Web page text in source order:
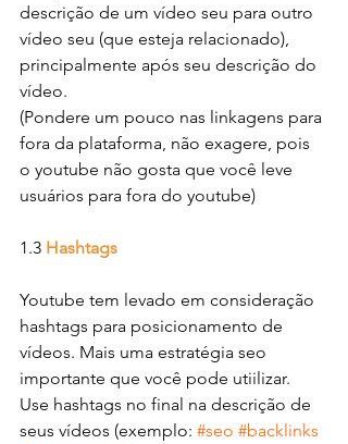
descrição de um vídeo seu para outro
vídeo seu (que esteja relacionado),
principalmente após seu descrição do
vídeo.
(Pondere um pouco nas linkagens para
fora da plataforma, não exagere, pois
o youtube não gosta que você leve
usuários para fora do youtube)
1.3 Hashtags
Youtube tem levado em consideração
hashtags para posicionamento de
vídeos. Mais uma estratégia seo
importante que você pode utiilizar.
Use hashtags no final na descrição de
seus vídeos (exemplo: #seo #backlinks